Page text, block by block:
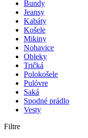
Bundy
Jeansy
Kabáty
Košele
Mikiny
Nohavice
Obleky
Tričká
Polokošele
Pulóvre
Saká
Spodné prádlo
Vesty
Filtre